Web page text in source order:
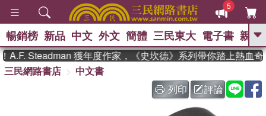
5
GO
如果歷史是一群喵 、 國際布克獎 臺灣
、 方念華 、 台灣的李登輝時
數學女孩：黎曼猜想
暢銷榜 新品 中文 外文 簡體 三民東大 電子書 親子
Steadman 獲年度作家，《史坎德》系列帶你踏上熱血奇
三民網路書店
中文書
列印
評論